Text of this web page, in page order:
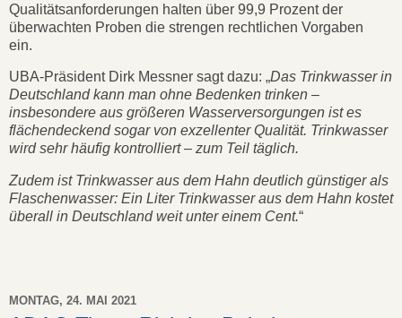
Qualitätsanforderungen halten über 99,9 Prozent der
überwachten Proben die strengen rechtlichen Vorgaben
ein.
UBA⁠-Präsident Dirk Messner sagt dazu: „Das Trinkwasser in
Deutschland kann man ohne Bedenken trinken –
insbesondere aus größeren Wasserversorgungen ist es
flächendeckend sogar von exzellenter Qualität. Trinkwasser
wird sehr häufig kontrolliert – zum Teil täglich.
Zudem ist Trinkwasser aus dem Hahn deutlich günstiger als
Flaschenwasser: Ein Liter Trinkwasser aus dem Hahn kostet
überall in Deutschland weit unter einem Cent.“
MONTAG, 24. MAI 2021